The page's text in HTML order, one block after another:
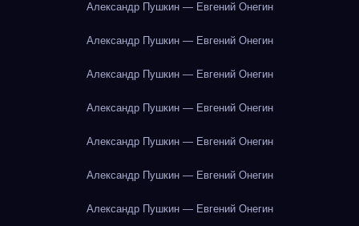
Александр Пушкин — Евгений Онегин
Александр Пушкин — Евгений Онегин
Александр Пушкин — Евгений Онегин
Александр Пушкин — Евгений Онегин
Александр Пушкин — Евгений Онегин
Александр Пушкин — Евгений Онегин
Александр Пушкин — Евгений Онегин